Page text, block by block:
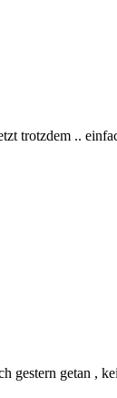
trotzdem ..
gestern getan ,